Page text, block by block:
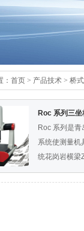
首页 > 产品技术 > 桥
Roc 系列三
Roc 系列是
系统使测量机
统花岗岩横梁